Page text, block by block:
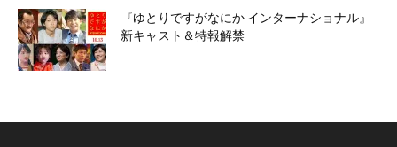
『ゆとりですがなにか インターナショナル』
新キャスト＆特報解禁